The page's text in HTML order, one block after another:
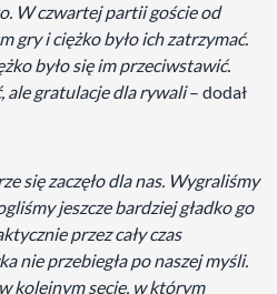
W czwartej partii goście od
gry i ciężko było ich zatrzymać.
było się im przeciwstawić.
ale gratulacje dla rywali– dodał
się zaczęło dla nas. Wygraliśmy
jeszcze bardziej gładko go
przez cały czas
nie przebiegła po naszej myśli.
kolejnym secie, w którym